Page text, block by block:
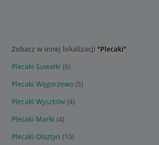
Zobacz w innej lokalizacji "Plecaki"
Plecaki Suwałki (6)
Plecaki Węgorzewo (5)
Plecaki Wyszków (4)
Plecaki Marki (4)
Plecaki Olsztyn (10)